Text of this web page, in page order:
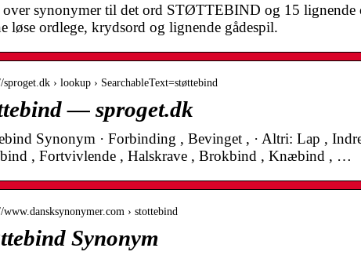
over synonymer til det ord STØTTEBIND og 15 lignende
løse ordlege, krydsord og lignende gådespil.
sproget.dk › lookup › SearchableText=støttebind
— sproget.dk
Synonym · Forbinding , Bevinget , · Altri: Lap ,
, Fortvivlende , Halskrave , Brokbind , Knæbind , …
www.dansksynonymer.com › stottebind
Synonym